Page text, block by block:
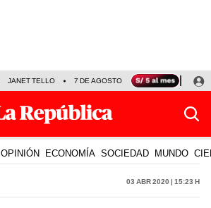
JANET TELLO 7 DE AGOSTO TINKA RESULTADOS
OPINIÓN ECONOMÍA SOCIEDAD MUNDO
03 Abr 2020 | 15:23 h